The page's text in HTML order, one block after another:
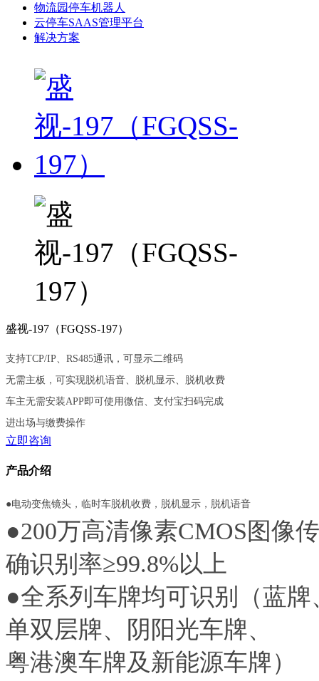
物流园停车机器人
云停车SAAS管理平台
解决方案
盛视-197（FGQSS-197）
支持TCP/IP、RS485通讯，可显示二维码
无需主板，可实现脱机语音、脱机显示、脱机收费
车主无需安装APP即可使用微信、支付宝扫码完成
进出场与缴费操作
立即咨询
产品介绍
●电动变焦镜头，临时车脱机收费，脱机显示，脱机语音
●200万高清像素CMOS图像
确识别率≥99.8%以上
●全系列车牌均可识别（蓝
单双层牌、阴阳光车牌、
粤港澳车牌及新能源车牌）